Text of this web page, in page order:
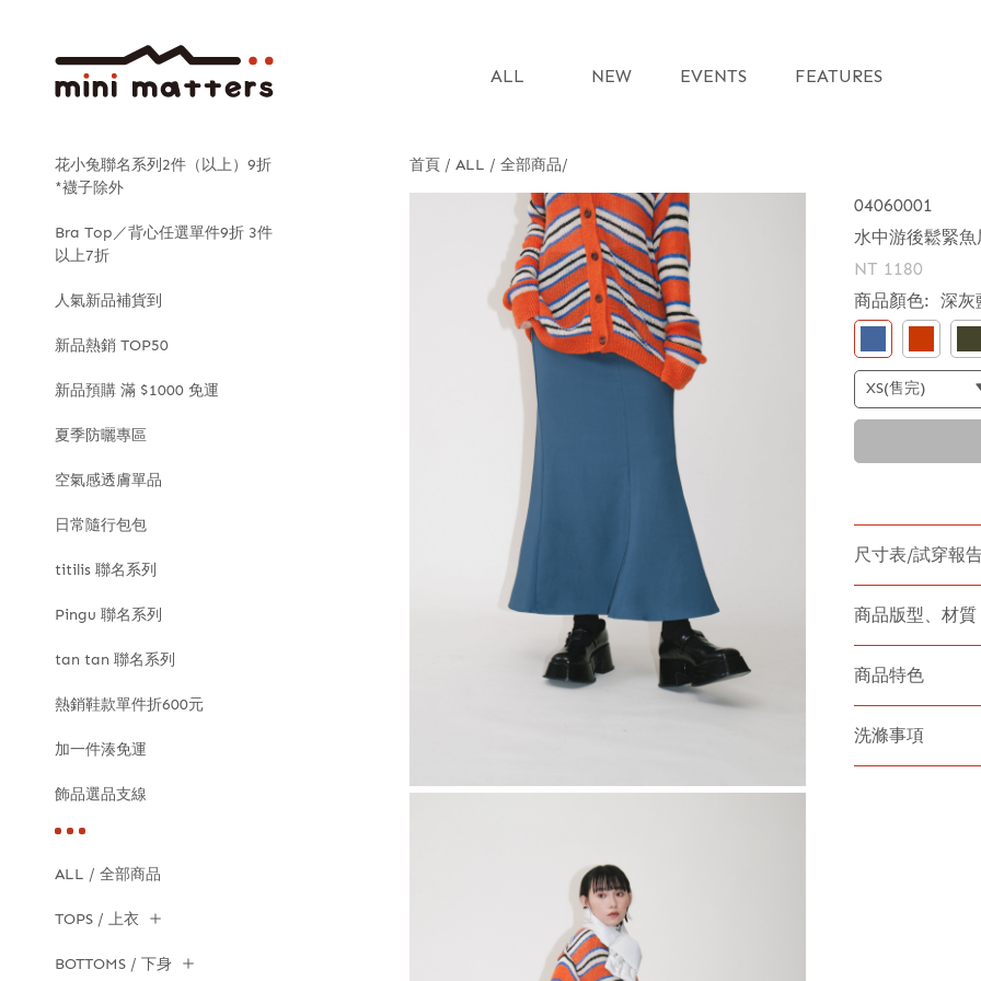
ALL NEW EVENTS FEATURES
花小兔聯名系列2件（以上）9折
*襪子除外
Bra Top／背心任選單件9折 3件
以上7折
人氣新品補貨到
新品熱銷 TOP50
新品預購 滿 $1000 免運
夏季防曬專區
空氣感透膚單品
日常隨行包包
titilis 聯名系列
Pingu 聯名系列
tan tan 聯名系列
熱銷鞋款單件折600元
加一件湊免運
飾品選品支線
ALL / 全部商品
TOPS / 上衣
BOTTOMS / 下身
首頁 ALL / 全部商品
04060001
水中游後鬆緊魚
NT 1180
商品顏色: 深灰
尺寸表/試穿報
商品版型、材質
商品特色
洗滌事項